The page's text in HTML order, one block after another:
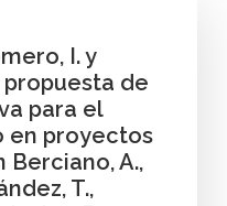
I. y
propuesta de
para el
en proyectos
Berciano, A.,
T.,